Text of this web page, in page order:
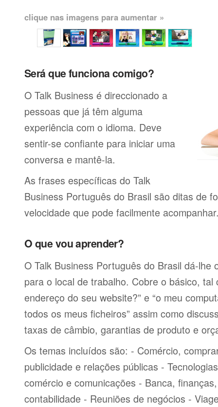
clique nas imagens para aumentar »
Será que funciona comigo?
O Talk Business é direccionado a
pessoas que já têm alguma
experiência com o idioma. Deve
sentir-se confiante para iniciar uma
conversa e mantê-la.
As frases específicas do Talk
Business Português do Brasil são ditas de
velocidade que pode facilmente
O que vou aprender?
O Talk Business Português do Brasil dá-lhe
para o local de trabalho. Cobre o básico, tal
endereço do seu website?” e “o meu
todos os meus ficheiros” assim como
taxas de câmbio, garantias de produto e
Os temas incluídos são: - Comércio,
publicidade e relações públicas -
comércio e comunicações - Banca,
contabilidade - Reuniões de negócios -